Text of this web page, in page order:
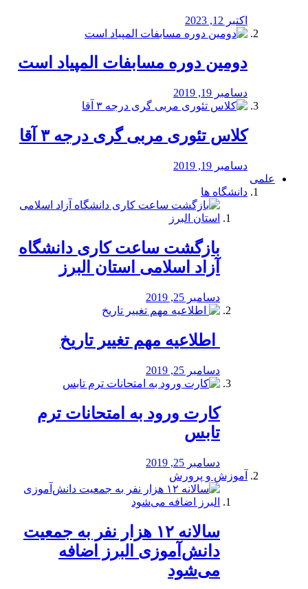
اکتبر 12, 2023
دومین دوره مسابفات المپیاد است
دسامبر 19, 2019
کلاس تئوری مربی گری درجه ۳ آقا
دسامبر 19, 2019
علمی
دانشگاه ها
بازگشت ساعت کاری دانشگاه
آزاد اسلامی استان البرز
دسامبر 25, 2019
️ اطلاعیه مهم تغییر تاریخ
دسامبر 25, 2019
کارت ورود به امتحانات ترم
تابس
دسامبر 25, 2019
آموزش و پرورش
️سالانه ۱۲ هزار نفر به جمعیت
دانش‌آموزی البرز اضافه
می‌شود